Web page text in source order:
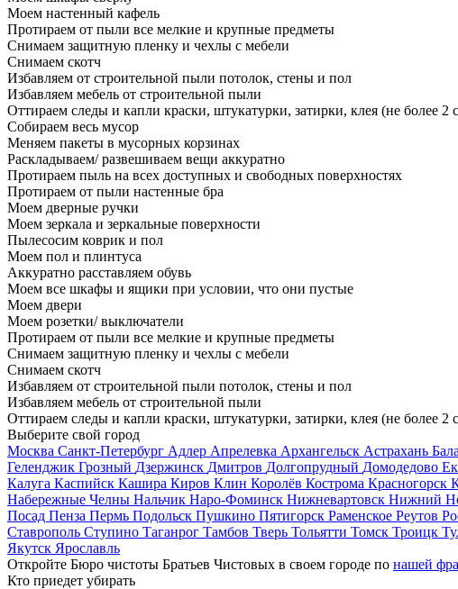
Моем настенный кафель
Протираем от пыли все мелкие и крупные предметы
Снимаем защитную пленку и чехлы с мебели
Снимаем скотч
Избавляем от строительной пыли потолок, стены и пол
Избавляем мебель от строительной пыли
Оттираем следы и капли краски, штукатурки, затирки, клея (не более 2
Собираем весь мусор
Меняем пакеты в мусорных корзинах
Раскладываем/ развешиваем вещи аккуратно
Протираем пыль на всех доступных и свободных поверхностях
Протираем от пыли настенные бра
Моем дверные ручки
Моем зеркала и зеркальные поверхности
Пылесосим коврик и пол
Моем пол и плинтуса
Аккуратно расставляем обувь
Моем все шкафы и ящики при условии, что они пустые
Моем двери
Моем розетки/ выключатели
Протираем от пыли все мелкие и крупные предметы
Снимаем защитную пленку и чехлы с мебели
Снимаем скотч
Избавляем от строительной пыли потолок, стены и пол
Избавляем мебель от строительной пыли
Оттираем следы и капли краски, штукатурки, затирки, клея (не более 2
Выберите свой город
Москва Санкт-Петербург Адлер Апрелевка Архангельск Астрахань
Геленджик Грозный Дзержинск Дмитров Долгопрудный Домодедово
Калуга Каспийск Кашира Киров Клин Королёв Кострома Красногорск
Набережные Челны Нальчик Наро-Фоминск Нижневартовск Нижний
Посад Пенза Пермь Подольск Пушкино Пятигорск Раменское Реутов
Ставрополь Ступино Таганрог Тамбов Тверь Тольятти Томск Троицк
Якутск Ярославль
Откройте Бюро чистоты Братьев Чистовых в своем городе по нашей
Кто приедет убирать